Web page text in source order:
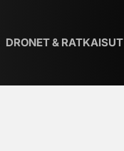
DRONET & RATKAISUT